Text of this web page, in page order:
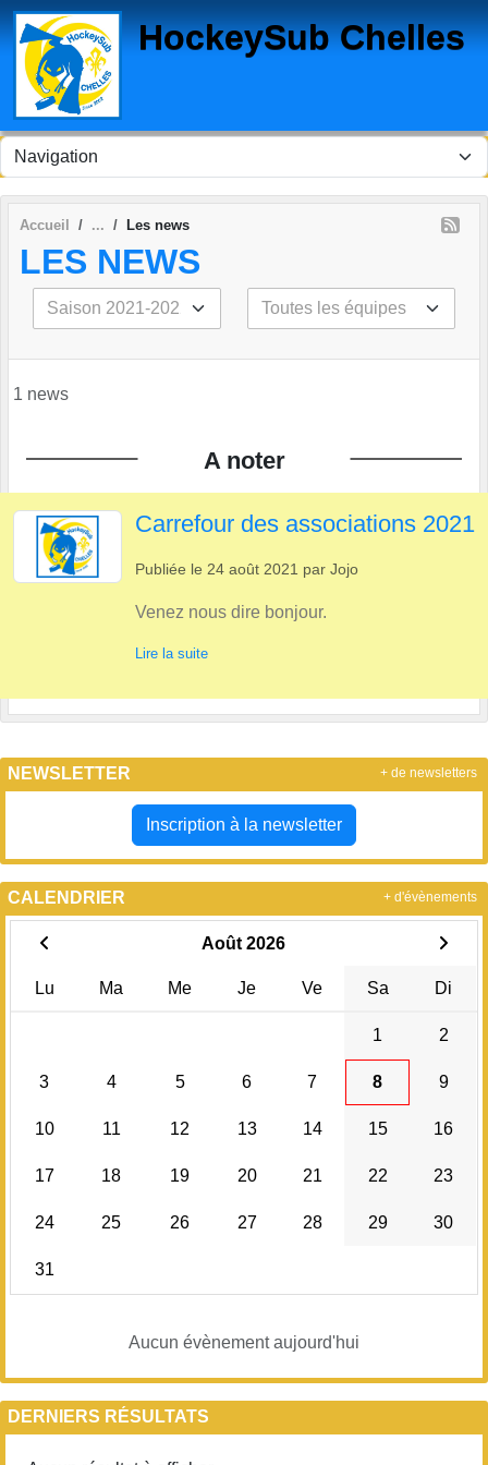
HockeySub Chelles
Accueil Les news
LES NEWS
1 news
A noter
Carrefour des associations 2021
Publiée le 24 août 2021 par Jojo
Venez nous dire bonjour.
Lire la suite
NEWSLETTER
Inscription à la newsletter
+ de newsletters
CALENDRIER
Août 2026
Lu Ma Me Je Ve Sa Di
1 2
3 4 5 6 7 8 9
10 11 12 13 14 15 16
17 18 19 20 21 22 23
24 25 26 27 28 29 30
31
Aucun évènement aujourd'hui
+ d'évènements
DERNIERS RÉSULTATS
Panneau de gestion des cookies